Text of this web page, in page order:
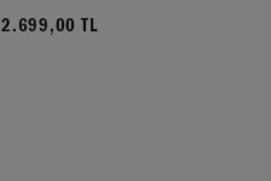
2.699,00 TL